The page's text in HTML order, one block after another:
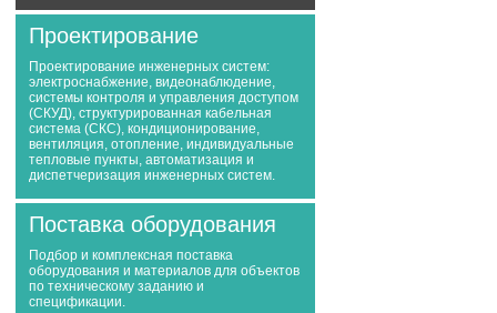
Проектирование
Проектирование инженерных систем:
электроснабжение, видеонаблюдение,
системы контроля и управления доступом
(СКУД), структурированная кабельная
система (СКС), кондиционирование,
вентиляция, отопление, индивидуальные
тепловые пункты, автоматизация и
диспетчеризация инженерных систем.
Поставка оборудования
Подбор и комплексная поставка
оборудования и материалов для объектов
по техническому заданию и
спецификации.